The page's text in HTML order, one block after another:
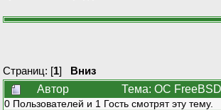
Страниц: [1] Вниз
Автор
Тема: ОС FreeBSD
0 Пользователей и 1 Гость смотрят эту тему.